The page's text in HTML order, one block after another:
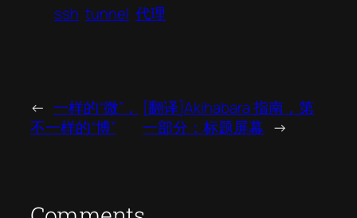
ssh tunnel 代理
← 一样的“微”，
不一样的“博”
[翻译]Akihabara 指南，第
一部分：标题屏幕 →